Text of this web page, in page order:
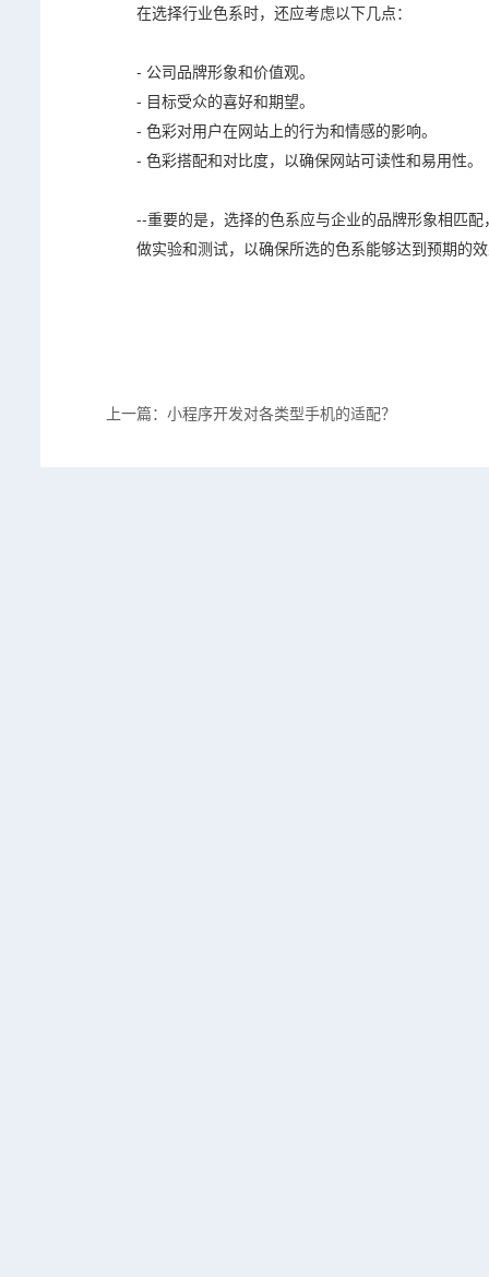
在选择行业色系时，还应考虑以下几点：
- 公司品牌形象和价值观。
- 目标受众的喜好和期望。
- 色彩对用户在网站上的行为和情感的影响。
- 色彩搭配和对比度，以确保网站可读性和易用性。
--重要的是，选择的色系应与企业的品牌形象相匹
做实验和测试，以确保所选的色系能够达到预期的
上一篇：小程序开发对各类型手机的适配？